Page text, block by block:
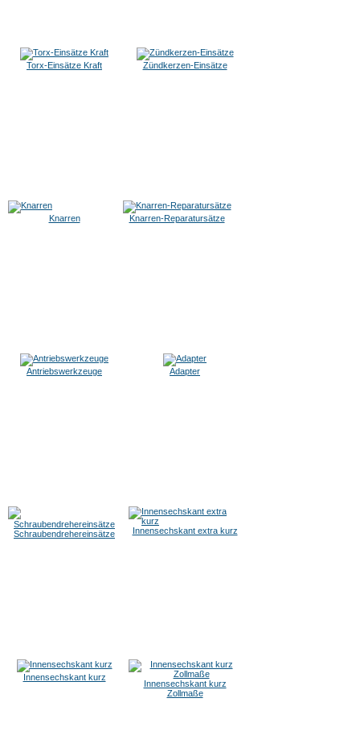
Torx-Einsätze Kraft Zündkerzen-Einsätze
Knarren Knarren-Reparatursätze
Antriebswerkzeuge Adapter
Schraubendrehereinsätze Innensechskant extra kurz
Innensechskant kurz
Innensechskant kurz
Zollmaße